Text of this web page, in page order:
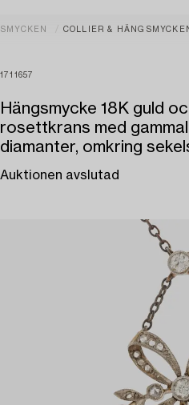
SMYCKEN COLLIER &
1711657
Hängsmycke 18K guld
rosettkrans med
diamanter, omkring
Auktionen avslutad